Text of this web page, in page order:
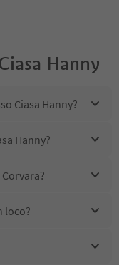
Hanny
Ciasa Hanny?
Hanny?
loco?